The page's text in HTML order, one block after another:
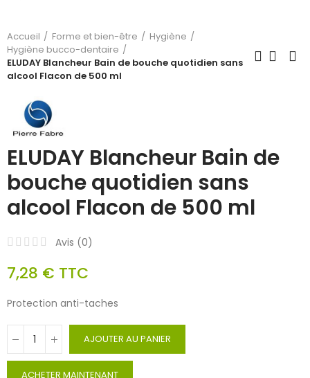
Accueil Forme et bien-être
Hygiène
Hygiène bucco-dentaire
ELUDAY Blancheur Bain de bouche quotidien sans
alcool Flacon de 500 ml
ELUDAY Blancheur Bain de
bouche quotidien sans
alcool Flacon de 500 ml
Avis (0)
7,28 € TTC
Protection anti-taches
AJOUTER AU PANIER
ACHETER MAINTENANT